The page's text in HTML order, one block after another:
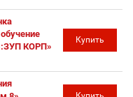
КОРП»
Купить